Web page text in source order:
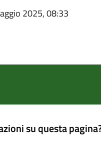
2025, 08:33
su questa